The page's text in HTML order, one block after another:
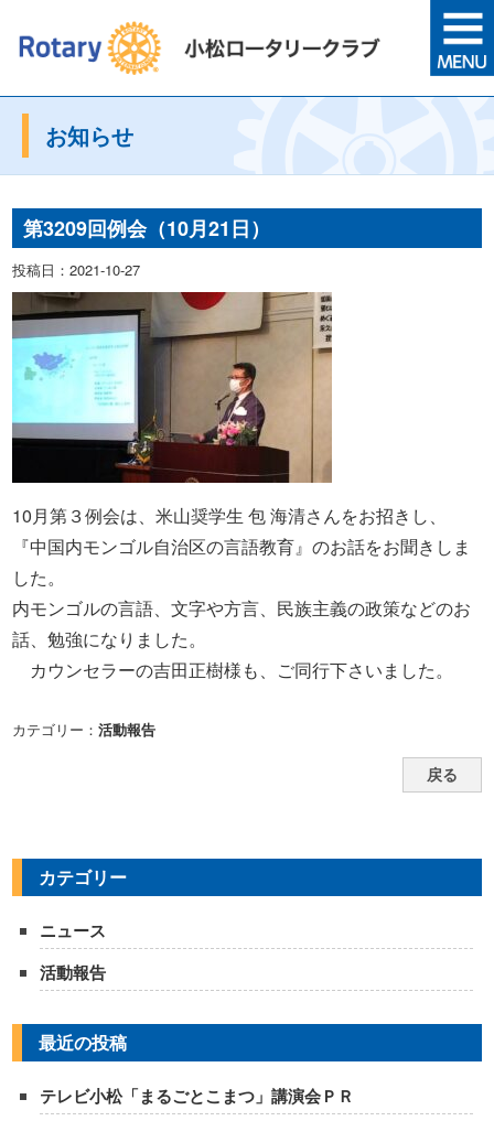
お知らせ
第3209回例会（10月21日）
投稿日：2021-10-27
10月第３例会は、米山奨学生 包 海清さんをお招きし、
『中国内モンゴル自治区の言語教育』のお話をお聞きしま
した。
内モンゴルの言語、文字や方言、民族主義の政策などのお
話、勉強になりました。
カウンセラーの吉田正樹様も、ご同行下さいました。
カテゴリー：活動報告
戻る
カテゴリー
ニュース
活動報告
最近の投稿
テレビ小松「まるごとこまつ」講演会ＰＲ